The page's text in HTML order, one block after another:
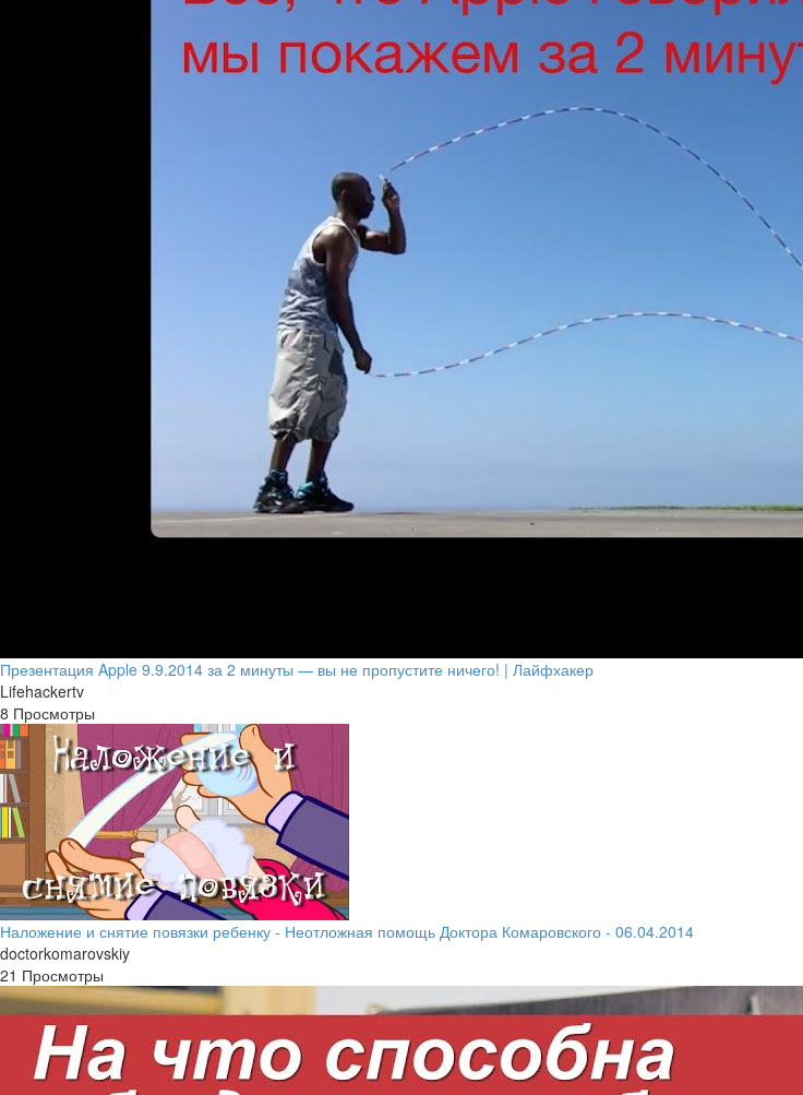
Презентация Apple 9.9.2014 за 2 минуты — вы не пропустите ничего! | Лайфхакер
Lifehackertv
8 Просмотры
Наложение и снятие повязки ребенку - Неотложная помощь Доктора Комаровского - 06.04.2014
doctorkomarovskiy
21 Просмотры